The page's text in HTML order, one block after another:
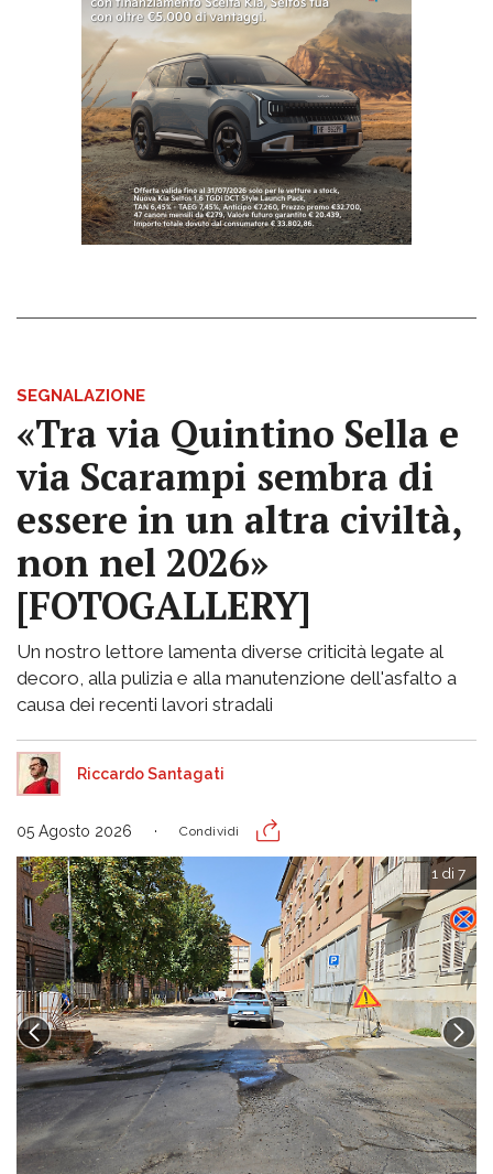
SEGNALAZIONE
«Tra via Quintino Sella e
via Scarampi sembra di
essere in un altra civiltà,
non nel 2026»
[FOTOGALLERY]
Un nostro lettore lamenta diverse criticità legate al
decoro, alla pulizia e alla manutenzione dell'asfalto a
causa dei recenti lavori stradali
Riccardo Santagati
05 Agosto 2026 Condividi
1 di 7